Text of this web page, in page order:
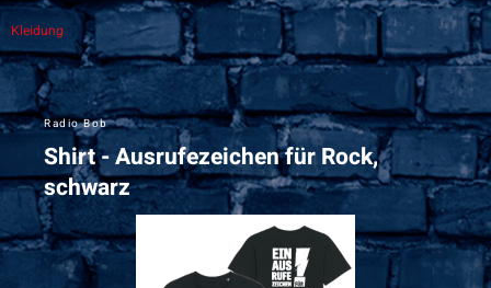
Kleidung
Radio Bob
Shirt - Ausrufezeichen für Rock,
schwarz